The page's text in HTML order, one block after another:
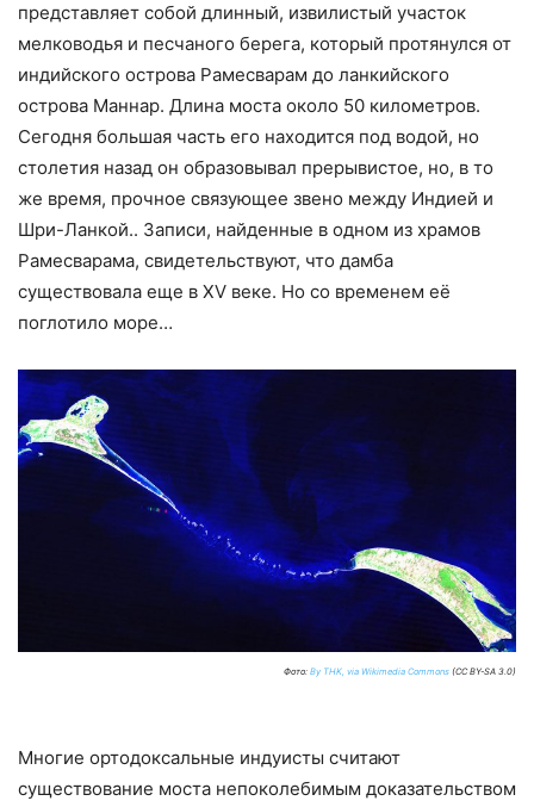
представляет собой длинный, извилистый участок
мелководья и песчаного берега, который протянулся от
индийского острова Рамесварам до ланкийского
острова Маннар. Длина моста около 50 километров.
Сегодня большая часть его находится под водой, но
столетия назад он образовывал прерывистое, но, в то
же время, прочное связующее звено между Индией и
Шри-Ланкой.. Записи, найденные в одном из храмов
Рамесварама, свидетельствуют, что дамба
существовала еще в XV веке. Но со временем её
поглотило море…
Фото: By THK, via Wikimedia Commons (CC BY-SA 3.0)
Многие ортодоксальные индуисты считают
существование моста непоколебимым доказательством